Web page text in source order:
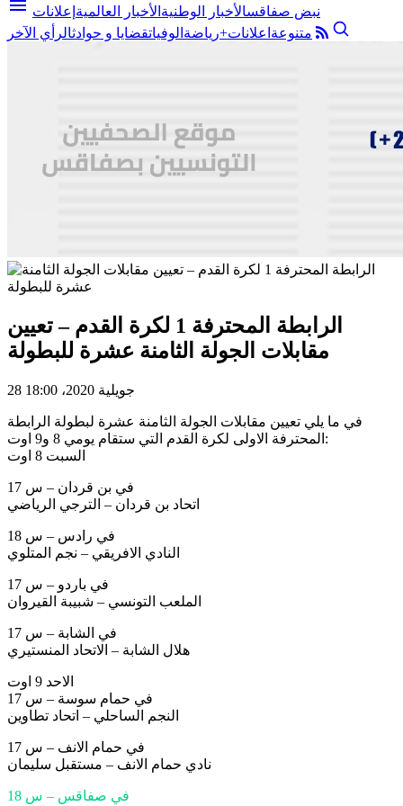
menu نبض صفاقسالأخبار الوطنية الأخبار العالمية إعلانات
متنوعة اعلانات+رياضة الوفياتقضايا و حوادثالرأي الآخر
الرابطة المحترفة 1 لكرة القدم – تعيين
مقابلات الجولة الثامنة عشرة للبطولة
28 جويلية 2020، 18:00
في ما يلي تعيين مقابلات الجولة الثامنة عشرة لبطولة الرابطة
المحترفة الاولى لكرة القدم التي ستقام يومي 8 و9 اوت:
السبت 8 اوت
في بن قردان – س 17
اتحاد بن قردان – الترجي الرياضي
في رادس – س 18
النادي الافريقي – نجم المتلوي
في باردو – س 17
الملعب التونسي – شبيبة القيروان
في الشابة – س 17
هلال الشابة – الاتحاد المنستيري
الاحد 9 اوت
في حمام سوسة – س 17
النجم الساحلي – اتحاد تطاوين
في حمام الانف – س 17
نادي حمام الانف – مستقبل سليمان
في صفاقس – س 18